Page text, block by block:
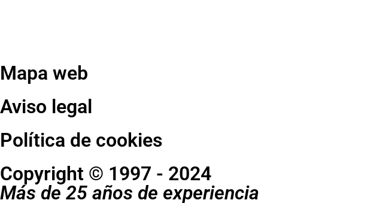
Mapa web
Aviso legal
Política de cookies
Copyright © 1997 - 2024
Más de 25 años de experiencia